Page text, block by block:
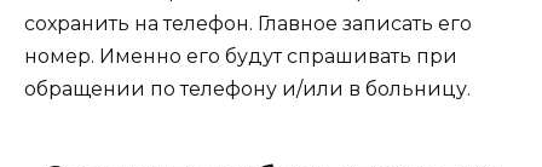
сохранить на телефон. Главное записать его
номер. Именно его будут спрашивать при
обращении по телефону и/или в больницу.